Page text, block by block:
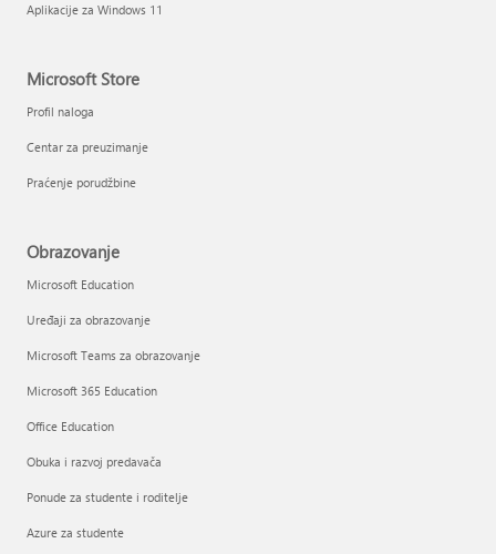
Aplikacije za Windows 11
Microsoft Store
Profil naloga
Centar za preuzimanje
Praćenje porudžbine
Obrazovanje
Microsoft Education
Uređaji za obrazovanje
Microsoft Teams za obrazovanje
Microsoft 365 Education
Office Education
Obuka i razvoj predavača
Ponude za studente i roditelje
Azure za studente